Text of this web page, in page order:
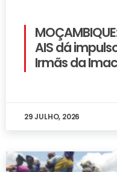
AIS dá
Irmãs da
29 JULHO, 2026